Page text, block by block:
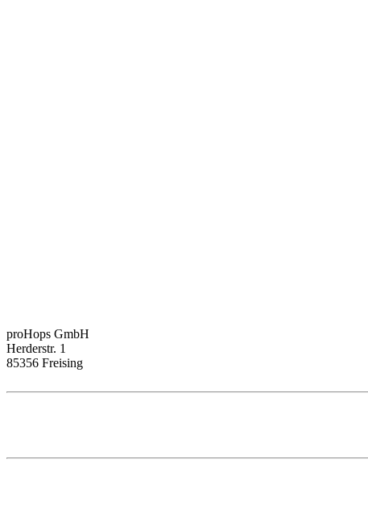
proHops GmbH
Herderstr. 1
85356 Freising